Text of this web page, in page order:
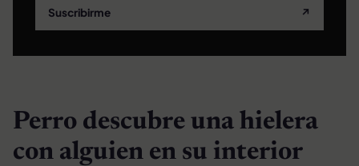
Suscribirme ↗
Perro descubre una hielera
con alguien en su interior